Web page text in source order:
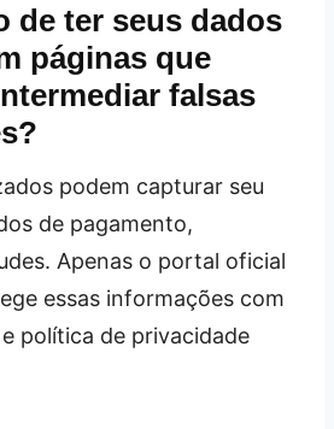
de ter seus dados
páginas que
falsas
podem capturar seu
de pagamento,
Apenas o portal oficial
essas informações com
política de privacidade